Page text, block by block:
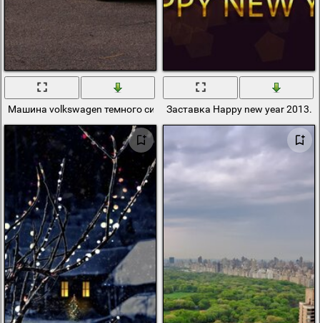
Машина volkswagen темного синего цветаЗаставка Happy new year 2013.